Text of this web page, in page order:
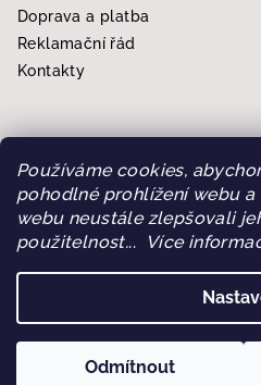
Používáme cookies,
pohodlné prohlížení webu
webu neustále zlepšovali
použitelnost... Více
Odmítnout
Doprava a platba
Reklamační řád
Kontakty
Přijímáme online
Upravit